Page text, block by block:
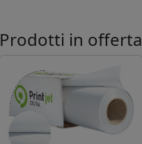
Prodotti in offerta